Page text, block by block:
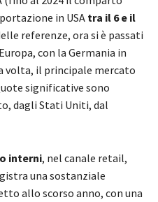
in USA tra il 6 e il
referenze, ora si è passati
con la Germania in
volta, il principale mercato
significative sono
dagli Stati Uniti, dal
interni, nel canale retail,
una sostanziale
allo scorso anno, con una